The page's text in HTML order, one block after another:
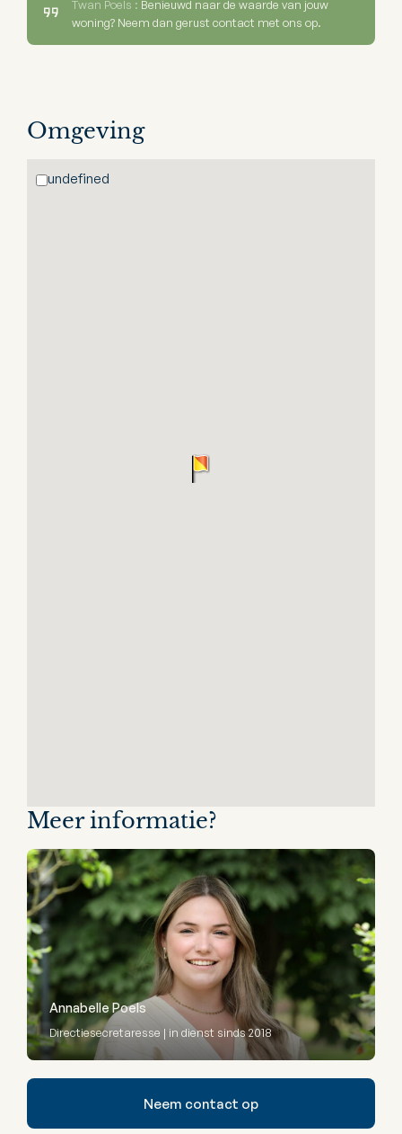
Twan Poels : Benieuwd naar de waarde van jouw
woning? Neem dan gerust contact met ons op.
Omgeving
undefined
Meer informatie?
Annabelle Poels
Directiesecretaresse | in dienst sinds 2018
Neem contact op